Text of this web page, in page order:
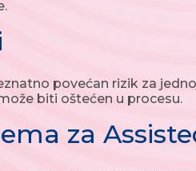
povećan rizik za
biti oštećen u procesu.
za